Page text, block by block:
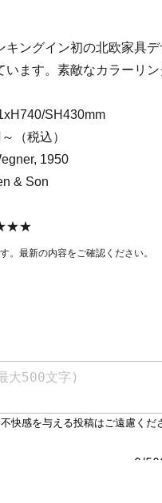
ングイン初の北欧家具
ます。素敵なカラーリン
SH430mm
（税込）
1950
& Son
。最新の内容をご確認ください。